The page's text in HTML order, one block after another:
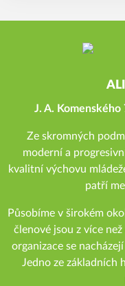
J. A.
Ze skromných
moderní a
kvalitní výchovu
patří
Působíme v širokém
členové jsou z více
organizace se
Jedno ze základních